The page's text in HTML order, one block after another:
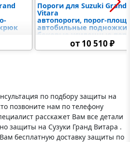
Пороги для Suzuki Grand
Vitara
автопороги, порог-
автобильные подножки,
боковые усиленные
от 10 510 ₽
по подбору защиты на
позвоните нам по телефону
расскажет Вам все детали
защиты на Сузуки Гранд Витара .
бесплатную доставку защиты по